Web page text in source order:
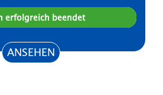
erfolgreich beendet
ANSEHEN